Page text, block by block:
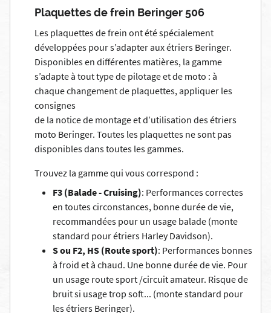
Plaquettes de frein Beringer 506
Les plaquettes de frein ont été spécialement
développées pour s’adapter aux étriers Beringer.
Disponibles en différentes matières, la gamme
s’adapte à tout type de pilotage et de moto : à
chaque changement de plaquettes, appliquer les
consignes
de la notice de montage et d’utilisation des étriers
moto Beringer. Toutes les plaquettes ne sont pas
disponibles dans toutes les gammes.
Trouvez la gamme qui vous correspond :
F3 (Balade - Cruising): Performances correctes
en toutes circonstances, bonne durée de vie,
recommandées pour un usage balade (monte
standard pour étriers Harley Davidson).
S ou F2, HS (Route sport): Performances bonnes
à froid et à chaud. Une bonne durée de vie. Pour
un usage route sport /circuit amateur. Risque de
bruit si usage trop soft... (monte standard pour
les étriers Beringer).